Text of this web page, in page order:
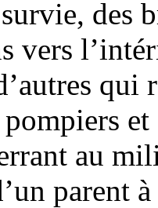
des
vers
qui
pompiers
au
parent